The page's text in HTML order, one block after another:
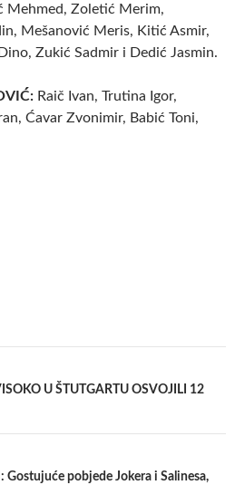
Mehmed, Zoletić Merim,
Mešanović Meris, Kitić Asmir,
Zukić Sadmir i Dedić Jasmin.
Raič Ivan, Trutina Igor,
Ćavar Zvonimir, Babić Toni,
U ŠTUTGARTU OSVOJILI 12
Gostujuće pobjede Jokera i Salinesa,